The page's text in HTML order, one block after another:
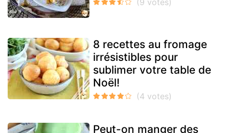
8 recettes au fromage
irrésistibles pour
sublimer votre table de
Noël!
Peut-on manger des